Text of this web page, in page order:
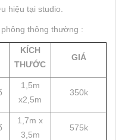
hiệu tại studio.
thông thường :
KÍCH
THƯỚC
GIÁ
1,5m
x2,5m
350k
1,7m x
3,5m
575k